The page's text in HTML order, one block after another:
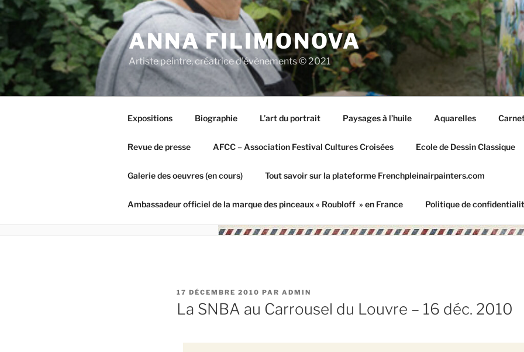
Aller
au
contenu
principal
ANNA FILIMONOVA
Artiste peintre, créatrice d'évènements © 2021
Expositions Biographie L’art du portrait Paysages à l’huile Aquarelles
Revue de presse AFCC – Association Festival Cultures Croisées Ecole de Dessin Classique
Galerie des oeuvres (en cours) Tout savoir sur la plateforme Frenchpleinairpainters.com
Ambassadeur officiel de la marque des pinceaux « Roubloff » en France Politique de
PUBLIÉ
LE
17 DÉCEMBRE 2010 PAR ADMIN
La SNBA au Carrousel du Louvre – 16 déc. 2010